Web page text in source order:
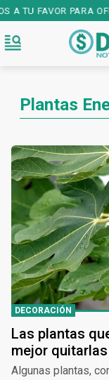
TU FAVOR PARA
Plantas
DECORACIÓN
Las plantas
mejor
Algunas plantas,